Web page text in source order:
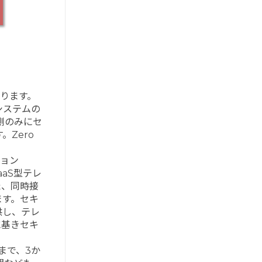
す。
テムの
のみにセ
。Zero
ン
型テレ
同時接
。セキ
、テレ
きセキ
で、3か